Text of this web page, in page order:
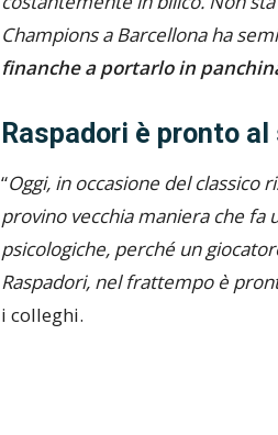
Champions a Barcellona ha
finanche a portarlo in
Raspadori è pronto
“Oggi, in occasione del classico
provino vecchia maniera che fa
psicologiche, perché un
Raspadori, nel frattempo è
i colleghi.